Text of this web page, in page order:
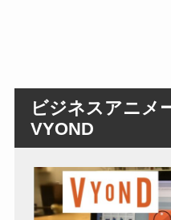
ビジネスアニメ
VYOND